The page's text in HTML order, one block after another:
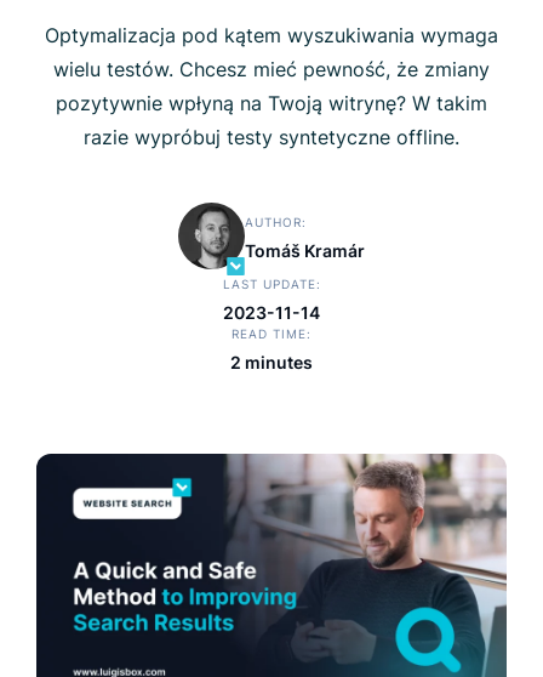
Optymalizacja pod kątem wyszukiwania wymaga
wielu testów. Chcesz mieć pewność, że zmiany
pozytywnie wpłyną na Twoją witrynę? W takim
razie wypróbuj testy syntetyczne offline.
AUTHOR
Tomáš Kramár
LAST UPDATE
2023-11-14
READ TIME
2 minutes